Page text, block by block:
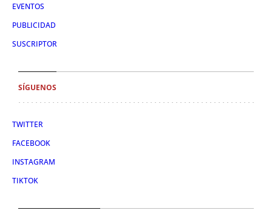
EVENTOS
PUBLICIDAD
SUSCRIPTOR
SÍGUENOS
TWITTER
FACEBOOK
INSTAGRAM
TIKTOK